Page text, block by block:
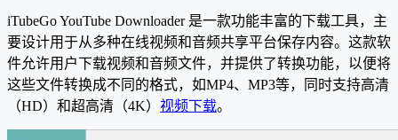
iTubeGo YouTube Downloader 是一款功能丰富的下载工具，主
要设计用于从多种在线视频和音频共享平台保存内容。这款软
件允许用户下载视频和音频文件，并提供了转换功能，以便将
这些文件转换成不同的格式，如MP4、MP3等，同时支持高清
（HD）和超高清（4K） 视频下载。